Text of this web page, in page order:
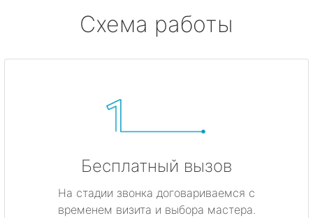
Схема работы
Бесплатный вызов
На стадии звонка договариваемся с
временем визита и выбора мастера.